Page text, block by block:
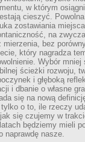
w którym
cieszyć.
zostawiania
na
mierzenia, bez
który nagradza
Wybór mniej
ścieżki rozwoju,
i głęboką
i dbanie o własne
się na nową
o to, ile rzeczy
się czujemy w
będziemy mieli
naprawdę nasze.